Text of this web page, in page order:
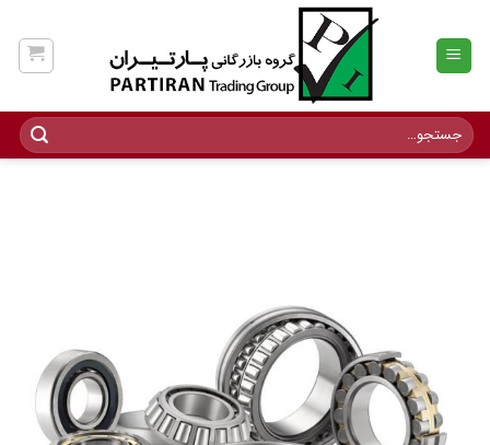
content
جستجو
برای: